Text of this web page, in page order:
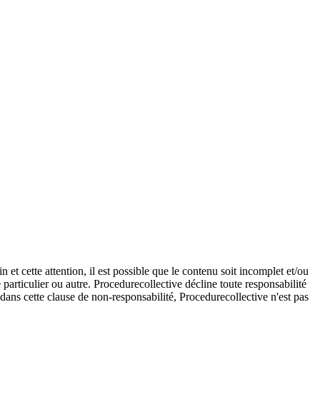
et cette attention, il est possible que le contenu soit incomplet et/ou
ou autre. Procedurecollective décline toute responsabilité
cette clause de non-responsabilité, Procedurecollective n'est pas